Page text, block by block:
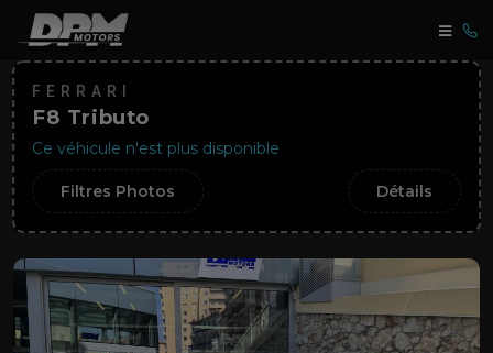
FERRARI
F8 Tributo
Ce véhicule n'est plus disponible
Filtres Photos Détails